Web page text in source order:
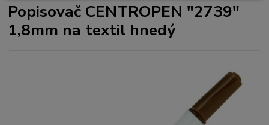
Popisovač CENTROPEN "2739"
1,8mm na textil hnedý